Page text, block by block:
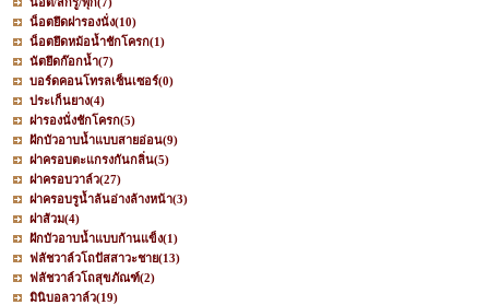
น็อตยึดฝารองนั่ง(10)
น็อตยึดหม้อน้ำชักโครก(1)
นัตยึดก๊อกน้ำ(7)
บอร์ดคอนโทรลเซ็นเซอร์(0)
ประเก็นยาง(4)
ฝารองนั่งชักโครก(5)
ฝักบัวอาบน้ำแบบสายอ่อน(9)
ฝาครอบตะแกรงกันกลิ่น(5)
ฝาครอบวาล์ว(27)
ฝาครอบรูน้ำล้นอ่างล้างหน้า(3)
ฝาส้วม(4)
ฝักบัวอาบน้ำแบบก้านแข็ง(1)
ฟลัชวาล์วโถปัสสาวะชาย(13)
ฟลัชวาล์วโถสุขภัณฑ์(2)
มินิบอลวาล์ว(19)